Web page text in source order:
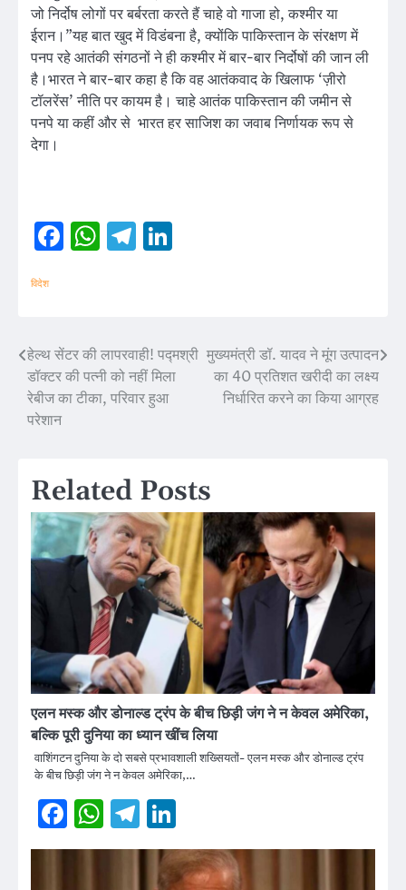
जो निर्दोष लोगों पर बर्बरता करते हैं चाहे वो गाजा हो, कश्मीर या
ईरान।”यह बात खुद में विडंबना है, क्योंकि पाकिस्तान के संरक्षण में
पनप रहे आतंकी संगठनों ने ही कश्मीर में बार-बार निर्दोषों की जान ली
है।भारत ने बार-बार कहा है कि वह आतंकवाद के खिलाफ ‘ज़ीरो
टॉलरेंस’ नीति पर कायम है। चाहे आतंक पाकिस्तान की जमीन से
पनपे या कहीं और से भारत हर साजिश का जवाब निर्णायक रूप से
देगा।
Facebook
WhatsApp
Telegram
विदेश
Post
navigation
हेल्थ सेंटर की लापरवाही! पद्मश्री
डॉक्टर की पत्नी को नहीं मिला
रेबीज का टीका, परिवार हुआ
परेशान
मुख्यमंत्री डॉ. यादव ने मूंग उत्पादन
का 40 प्रतिशत खरीदी का लक्ष्य
निर्धारित करने का किया आग्रह
Related Posts
एलन मस्क और डोनाल्ड ट्रंप के बीच छिड़ी जंग ने न केवल अमेरिका,
बल्कि पूरी दुनिया का ध्यान खींच लिया
वाशिंगटन दुनिया के दो सबसे प्रभावशाली शख्सियतों- एलन मस्क और डोनाल्ड ट्रंप
के बीच छिड़ी जंग ने न केवल अमेरिका,…
Facebook
WhatsApp
Telegram